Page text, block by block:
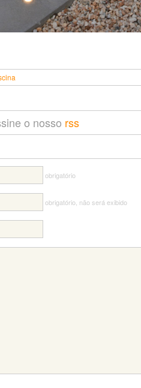
o nosso rss
obrigatório
obrigatório, não será exibido